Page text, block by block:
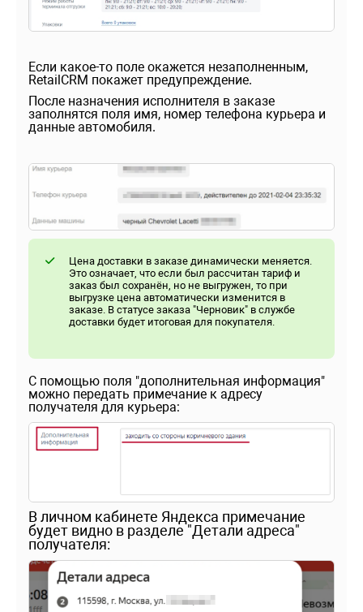
Если какое-то поле окажется незаполненным,
RetailCRM покажет предупреждение.
После назначения исполнителя в заказе
заполнятся поля имя, номер телефона курьера и
данные автомобиля.
Цена доставки в заказе динамически меняется.
Это означает, что если был рассчитан тариф и
заказ был сохранён, но не выгружен, то при
выгрузке цена автоматически изменится в
заказе. В статусе заказа "Черновик" в службе
доставки будет итоговая для покупателя.
С помощью поля "дополнительная информация"
можно передать примечание к адресу
получателя для курьера:
В личном кабинете Яндекса примечание
будет видно в разделе "Детали адреса"
получателя: